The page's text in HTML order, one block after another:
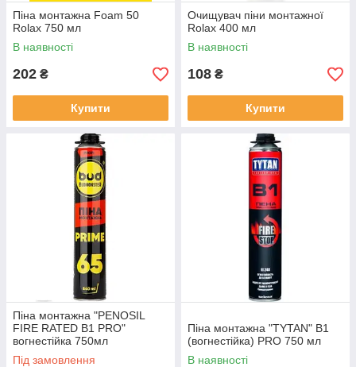
Піна монтажна Foam 50
Rolax 750 мл
В наявності
202 ₴
Купити
Очищувач піни монтажної
Rolax 400 мл
В наявності
108 ₴
Купити
Піна монтажна "PENOSIL
FIRE RATED B1 PRO"
вогнестійка 750мл
Під замовлення
Піна монтажна "TYTAN" В1
(вогнестійка) PRO 750 мл
В наявності